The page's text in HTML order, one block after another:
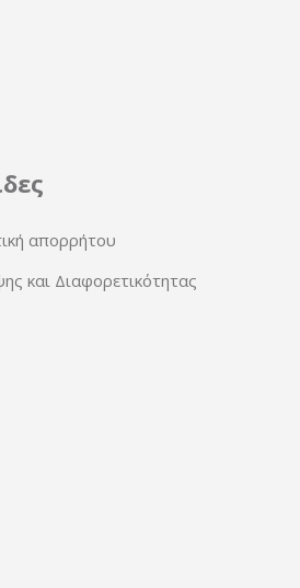
απορρήτου
και Διαφορετικότητας